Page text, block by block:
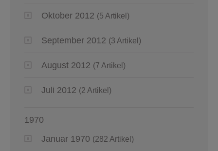
Oktober 2012 (5 Artikel)
September 2012 (3 Artikel)
August 2012 (7 Artikel)
Juli 2012 (2 Artikel)
1970
Januar 1970 (282 Artikel)